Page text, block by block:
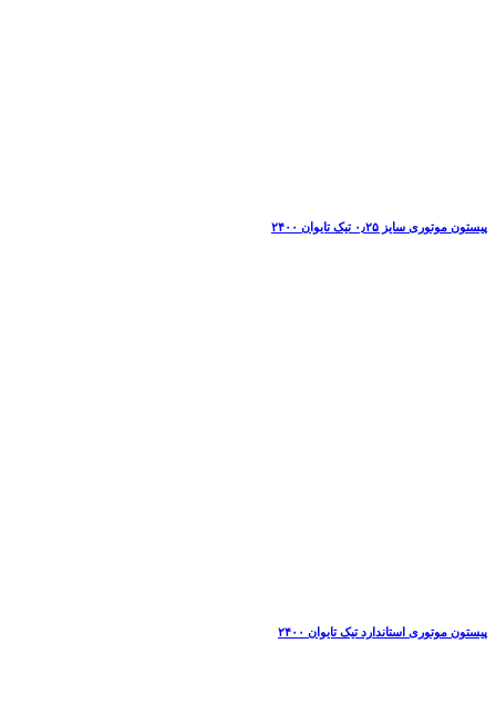
پیستون موتوری سایز ۰٫۲۵ تیک تایوان ۲۴۰۰
پیستون موتوری استاندارد تیک تایوان ۲۴۰۰